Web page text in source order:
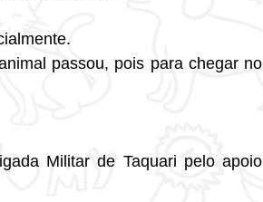
passou, pois para chegar no
Militar de Taquari pelo apoio